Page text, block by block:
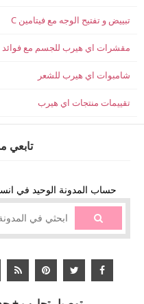
تبييض و تفتيح الوجه مع فيتامين C
مقشرات اي هيرب للجسم مع فوائد
شامبوات اي هيرب للشعر
تقييمات منتجات اي هيرب
تابعي
حساب المدونة الوحيد في